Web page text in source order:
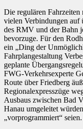
Die regulären Fahrzeiten
vielen Verbindungen auf
des RMV und der Bahn
bevorzuge. Für den
ein „Ding der
Fahrplangestaltung
geplante
FWG-Verkehrsexperte
Route über Friedberg
Regionalexpresszüge
Ausbaus zwischen Bad
Hanau umgeleitet
„vorprogrammiert“ seien.